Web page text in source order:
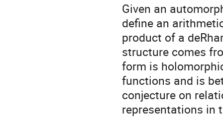
Given an
define an
product of a
structure comes
form is
functions and is
conjecture on
representations in